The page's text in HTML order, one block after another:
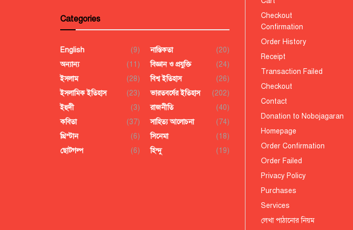
Categories
English
(9)
অন্যান্য
(11)
ইসলাম
(28)
ইসলামিক ইতিহাস
(23)
ইহুদী
(3)
কবিতা
(37)
খ্রিস্টান
(6)
ছোটগল্প
(6)
নাস্তিকতা
(20)
বিজ্ঞান ও প্রযুক্তি
(24)
বিশ্ব ইতিহাস
(26)
ভারতবর্ষের ইতিহাস
(202)
রাজনীতি
(40)
সাহিত্য আলোচনা
(74)
সিনেমা
(18)
হিন্দু
(19)
Checkout
Confirmation
Order History
Receipt
Transaction Failed
Checkout
Contact
Donation to Nobojagaran
Homepage
Order Confirmation
Order Failed
Privacy Policy
Purchases
Services
লেখা পাঠানোর নিয়ম